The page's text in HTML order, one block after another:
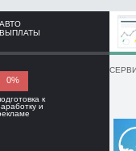
АВТО
ВЫПЛАТЫ
0%
к
и